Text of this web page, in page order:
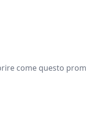
come questo